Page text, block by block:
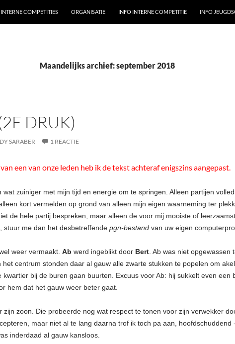
INTERNE COMPETITIES ORGANISATIE INFO INTERNE COMPETITIE INFO
Maandelijks archief: september 2018
DRUK)
SARABER 1 REACTIE
een van onze leden heb ik de tekst achteraf enigszins aangepast.
wat zuiniger met mijn tijd en energie om te springen. Alleen partijen
kort vermelden op grond van alleen mijn eigen waarneming ter
de hele partij bespreken, maar alleen de voor mij mooiste of
stuur me dan het desbetreffende pgn-bestand van uw eigen
weer vermaakt. Ab werd ingeblikt door Bert . Ab was niet
centrum stonden daar al gauw alle zwarte stukken te popelen om
kwartier bij de buren gaan buurten. Excuus voor Ab: hij sukkelt even
hem dat het gauw weer beter gaat.
zijn zoon. Die probeerde nog wat respect te tonen voor zijn verwekker
maar niet al te lang daarna trof ik toch pa aan,
inderdaad al gauw kansloos.